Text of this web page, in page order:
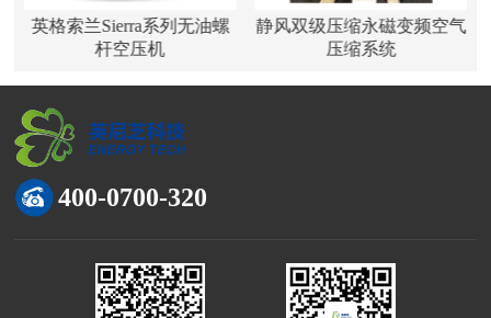
英格索兰Sierra系列无油螺
杆空压机
静风双级压缩永磁变频空气
压缩系统
400-0700-320